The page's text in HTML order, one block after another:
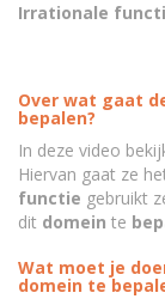
Irrationale
Over wat gaat
bepalen?
In deze video
Hiervan gaat ze
functie gebruikt
dit domein te
Wat moet je
domein te